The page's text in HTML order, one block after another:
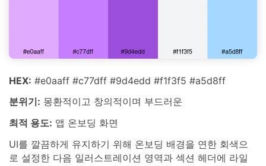
HEX: #e0aaff #c77dff #9d4edd #f1f3f5 #a5d8ff
분위기: 몽환적이고 창의적이며 부드러운
최적 용도: 앱 온보딩 화면
UI를 깔끔하게 유지하기 위해 온보딩 배경을 연한 회색으
로 설정한 다음 일러스트레이션 영역과 섹션 헤더에 라일